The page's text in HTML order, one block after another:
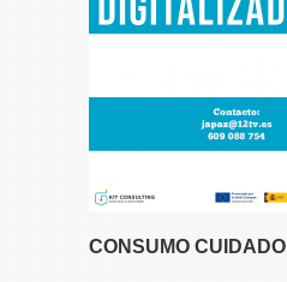
CONSUMO CUIDADO